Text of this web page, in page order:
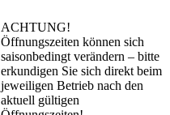
ACHTUNG!
Öffnungszeiten können sich
saisonbedingt verändern – bitte
erkundigen Sie sich direkt beim
jeweiligen Betrieb nach den
aktuell gültigen